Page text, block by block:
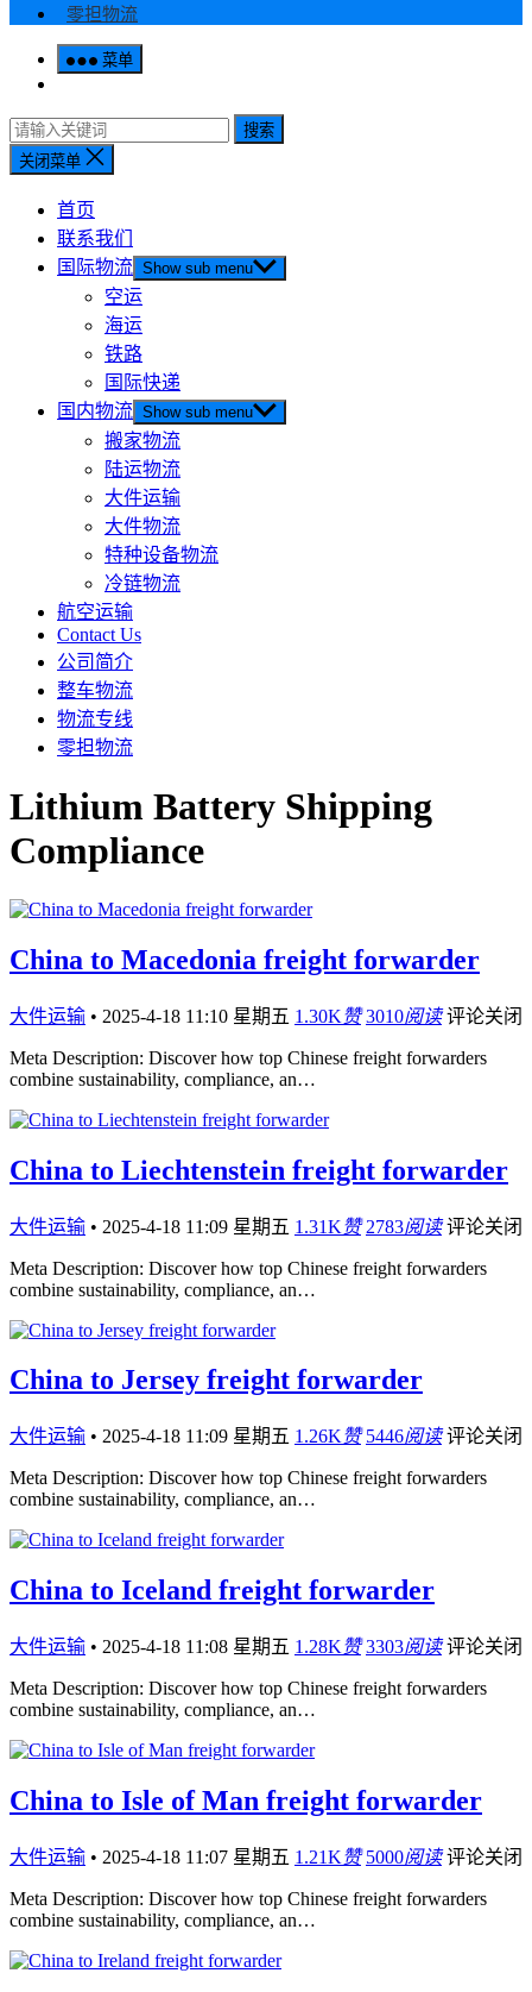
零担物流
菜单
搜索
关闭菜单
首页
联系我们
国际物流 Show sub menu
空运
海运
铁路
国际快递
国内物流 Show sub menu
搬家物流
陆运物流
大件运输
大件物流
特种设备物流
冷链物流
航空运输
Contact Us
公司简介
整车物流
物流专线
零担物流
Lithium Battery Shipping
Compliance
China to Macedonia freight forwarder
大件运输 • 2025-4-18 11:10 星期五 1.30K赞 3010阅读 评论关闭
Meta Description: Discover how top Chinese freight forwarders
combine sustainability, compliance, an…
China to Liechtenstein freight forwarder
大件运输 • 2025-4-18 11:09 星期五 1.31K赞 2783阅读 评论关闭
Meta Description: Discover how top Chinese freight forwarders
combine sustainability, compliance, an…
China to Jersey freight forwarder
大件运输 • 2025-4-18 11:09 星期五 1.26K赞 5446阅读 评论关闭
Meta Description: Discover how top Chinese freight forwarders
combine sustainability, compliance, an…
China to Iceland freight forwarder
大件运输 • 2025-4-18 11:08 星期五 1.28K赞 3303阅读 评论关闭
Meta Description: Discover how top Chinese freight forwarders
combine sustainability, compliance, an…
China to Isle of Man freight forwarder
大件运输 • 2025-4-18 11:07 星期五 1.21K赞 5000阅读 评论关闭
Meta Description: Discover how top Chinese freight forwarders
combine sustainability, compliance, an…